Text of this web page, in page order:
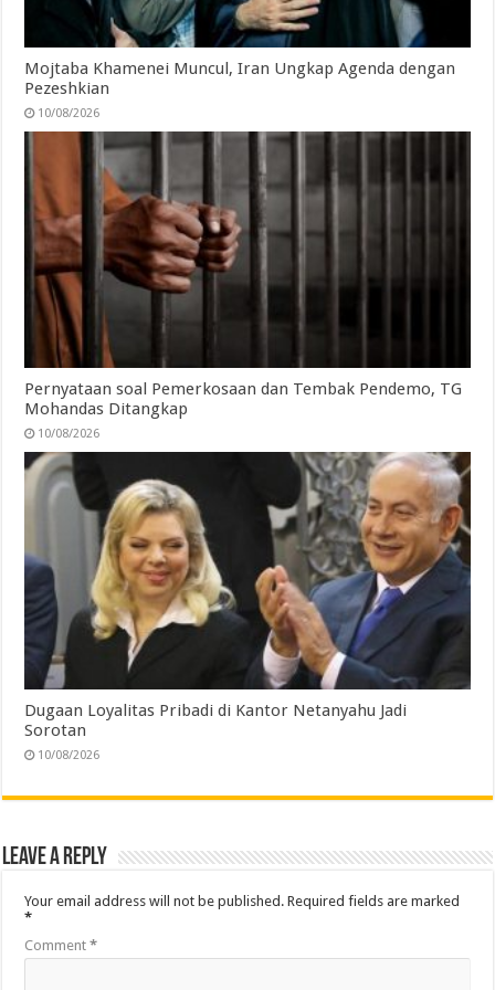
Mojtaba Khamenei Muncul, Iran Ungkap Agenda dengan
Pezeshkian
10/08/2026
Pernyataan soal Pemerkosaan dan Tembak Pendemo, TG
Mohandas Ditangkap
10/08/2026
Dugaan Loyalitas Pribadi di Kantor Netanyahu Jadi
Sorotan
10/08/2026
Leave a Reply
Your email address will not be published. Required fields are marked
*
Comment*